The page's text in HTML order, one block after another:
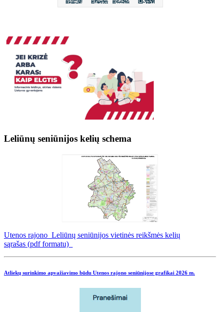
Leliūnų seniūnijos kelių schema
Utenos rajono Leliūnų seniūnijos vietinės reikšmės kelių
sąrašas (pdf formatu)
Atliekų surinkimo apvažiavimo būdu Utenos rajono seniūnijose grafikai 2026 m.